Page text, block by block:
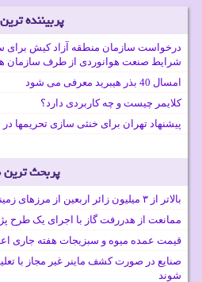
پربیننده
درخواست سازمان منطقه آزاد کیش برای
شرایط صنعت هوانوردی از طرف سازمان
امسال 40 بذر هیبرید معرفی می شود
کلایمر چیست و چه کاربردی دارد؟
پیشنهاد تهران برای خنثی سازی تحریمها
پربحث ترین
بالاتر از ۳ میلیون زائر اربعین از مرزهای زمینی کشور خارج شدند
ممانعت از هدررفت گاز با اجرای یک طرح
قیمت عمده میوه و سبزیجات هفته جاری
صنایع در صورت کشف ماینر غیر مجاز با
شوند